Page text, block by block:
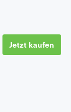
Alters
Jetzt kaufen